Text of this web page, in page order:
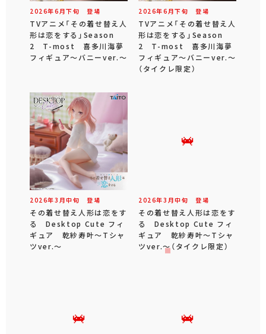
2026年6 月下旬 登場
TVアニメ「その着せ替え人
形は恋をする」Season
2 T-most 喜多川海夢
フィギュア～バニーver.～
2026年6 月下旬 登場
TVアニメ「その着せ替え人
形は恋をする」Season
2 T-most 喜多川海夢
フィギュア～バニーver.～
（タイクレ限定）
2026年3 月中旬 登場
その着せ替え人形は恋をす
る Desktop Cute フィ
ギュア 乾紗寿叶～Tシャ
ツver.～
2026年3 月中旬 登場
その着せ替え人形は恋をす
る Desktop Cute フィ
ギュア 乾紗寿叶～Tシャ
ツver.～（タイクレ限定）